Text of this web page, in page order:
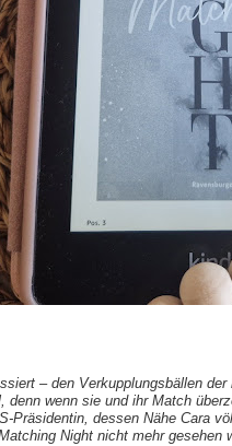
– den Verkupplungsbällen
denn wenn sie und ihr Match
Präsidentin, dessen Nähe Cara
Night nicht mehr gesehen